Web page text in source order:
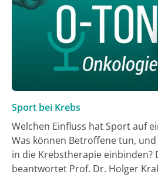
Sport bei Krebs
Welchen Einfluss hat Sport auf
Was können Betroffene tun,
in die Krebstherapie einbinden?
beantwortet Prof. Dr. Holger